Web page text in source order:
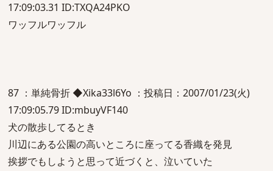
17:09:03.31 ID:TXQA24PKO
ワッフルワッフル
87 ：単純骨折 ◆Xika33l6Yo ：投稿日：2007/01/23(火)
17:09:05.79 ID:mbuyVF140
犬の散歩してるとき
川辺にある公園の高いところに座ってる香織を発見
挨拶でもしようと思って近づくと、泣いていた